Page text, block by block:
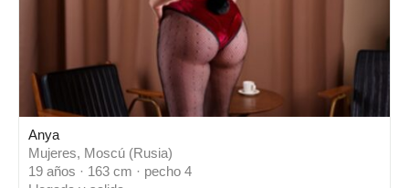
Anya
Mujeres, Moscú (Rusia)
19 años · 163 cm · pecho 4